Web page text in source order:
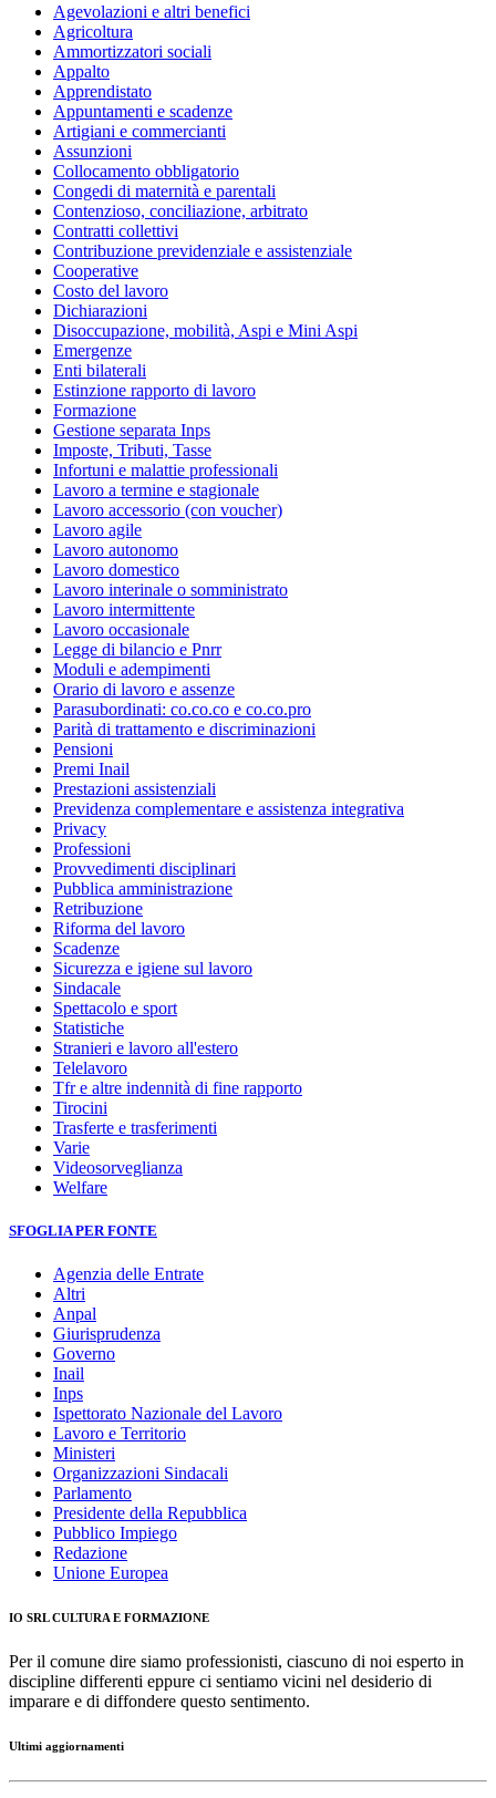
Agevolazioni e altri benefici
Agricoltura
Ammortizzatori sociali
Appalto
Apprendistato
Appuntamenti e scadenze
Artigiani e commercianti
Assunzioni
Collocamento obbligatorio
Congedi di maternità e parentali
Contenzioso, conciliazione, arbitrato
Contratti collettivi
Contribuzione previdenziale e assistenziale
Cooperative
Costo del lavoro
Dichiarazioni
Disoccupazione, mobilità, Aspi e Mini Aspi
Emergenze
Enti bilaterali
Estinzione rapporto di lavoro
Formazione
Gestione separata Inps
Imposte, Tributi, Tasse
Infortuni e malattie professionali
Lavoro a termine e stagionale
Lavoro accessorio (con voucher)
Lavoro agile
Lavoro autonomo
Lavoro domestico
Lavoro interinale o somministrato
Lavoro intermittente
Lavoro occasionale
Legge di bilancio e Pnrr
Moduli e adempimenti
Orario di lavoro e assenze
Parasubordinati: co.co.co e co.co.pro
Parità di trattamento e discriminazioni
Pensioni
Premi Inail
Prestazioni assistenziali
Previdenza complementare e assistenza integrativa
Privacy
Professioni
Provvedimenti disciplinari
Pubblica amministrazione
Retribuzione
Riforma del lavoro
Scadenze
Sicurezza e igiene sul lavoro
Sindacale
Spettacolo e sport
Statistiche
Stranieri e lavoro all'estero
Telelavoro
Tfr e altre indennità di fine rapporto
Tirocini
Trasferte e trasferimenti
Varie
Videosorveglianza
Welfare
SFOGLIA PER FONTE
Agenzia delle Entrate
Altri
Anpal
Giurisprudenza
Governo
Inail
Inps
Ispettorato Nazionale del Lavoro
Lavoro e Territorio
Ministeri
Organizzazioni Sindacali
Parlamento
Presidente della Repubblica
Pubblico Impiego
Redazione
Unione Europea
IO SRL CULTURA E FORMAZIONE
Per il comune dire siamo professionisti, ciascuno di noi esperto in
discipline differenti eppure ci sentiamo vicini nel desiderio di
imparare e di diffondere questo sentimento.
Ultimi aggiornamenti